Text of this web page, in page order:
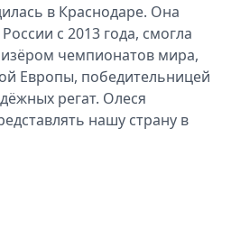
в Краснодаре. Она
с 2013 года, смогла
чемпионатов мира,
Европы, победительницей
регат. Олеся
нашу страну в